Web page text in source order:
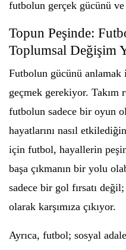
futbolun gerçek gücünü
Topun Peşinde:
Toplumsal Değişim
Futbolun gücünü anlamak
geçmek gerekiyor. Takım
futbolun sadece bir oyun
hayatlarını nasıl
için futbol, hayallerin
başa çıkmanın bir yolu
sadece bir gol fırsatı
olarak karşımıza çıkıyor.
Ayrıca, futbol; sosyal